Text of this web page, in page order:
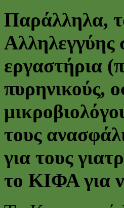
Παράλληλα,
Αλληλεγγύης
εργαστήρια
πυρηνικούς,
τους
για τους
το ΚΙΦΑ για